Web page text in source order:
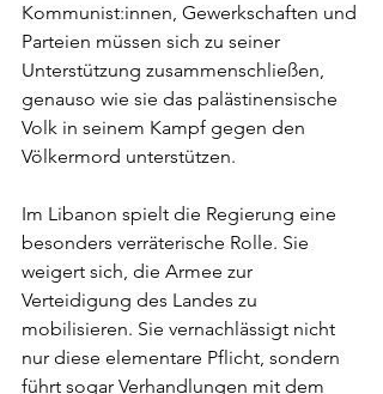
Kommunist:innen, Gewerkschaften und
Parteien müssen sich zu seiner
Unterstützung zusammenschließen,
genauso wie sie das palästinensische
Volk in seinem Kampf gegen den
Völkermord unterstützen.
Im Libanon spielt die Regierung eine
besonders verräterische Rolle. Sie
weigert sich, die Armee zur
Verteidigung des Landes zu
mobilisieren. Sie vernachlässigt nicht
nur diese elementare Pflicht, sondern
führt sogar Verhandlungen mit dem